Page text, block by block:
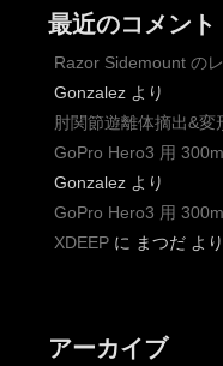
最近のコメント
Razor Sidemount の
Gonzalez より
肘関節遊離体摘出&変
GoPro Hero3 用
Gonzalez より
GoPro Hero3 用
XDEEP に まつだ より
アーカイブ